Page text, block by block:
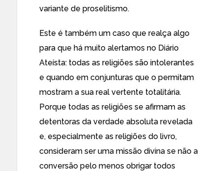
variante de proselitismo.
Este é também um caso que realça algo
para que há muito alertamos no Diário
Ateísta: todas as religiões são intolerantes
e quando em conjunturas que o permitam
mostram a sua real vertente totalitária.
Porque todas as religiões se afirmam as
detentoras da verdade absoluta revelada
e, especialmente as religiões do livro,
consideram ser uma missão divina se não a
conversão pelo menos obrigar todos